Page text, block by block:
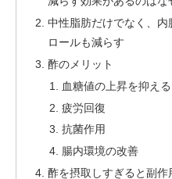
中性脂肪だけでなく、
ロールも減らす
酢のメリット
血糖値の上昇を抑える
疲労回復
抗菌作用
腸内環境の改善
酢を摂取しすぎると副作